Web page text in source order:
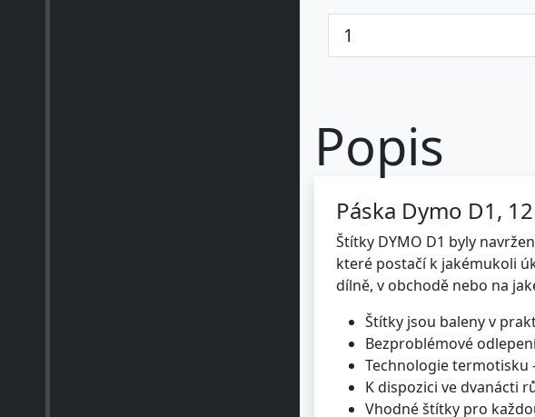
Popis
Páska Dymo D1,
Štítky DYMO D1 byly
které postačí k jakémukoli
dílně, v obchodě nebo na
Štítky jsou baleny v
Bezproblémové
Technologie termotisku
K dispozici ve dvanácti
Vhodné štítky pro